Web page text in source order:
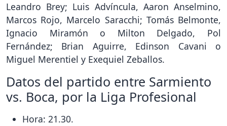
Leandro Brey; Luis Advíncula, Aaron Anselmino,
Marcos Rojo, Marcelo Saracchi; Tomás Belmonte,
Ignacio Miramón o Milton Delgado, Pol
Fernández; Brian Aguirre, Edinson Cavani o
Miguel Merentiel y Exequiel Zeballos.
Datos del partido entre Sarmiento
vs. Boca, por la Liga Profesional
Hora: 21.30.